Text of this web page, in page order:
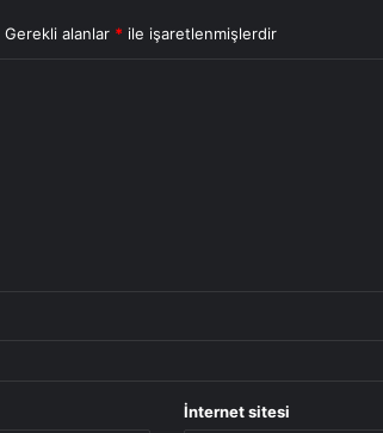
Gerekli alanlar * ile işaretlenmişlerdir
İnternet sitesi